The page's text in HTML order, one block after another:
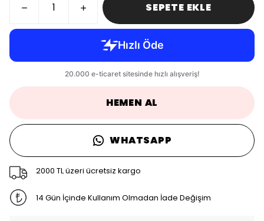
SEPETE EKLE
HEMEN AL
WHATSAPP
2000 TL üzeri ücretsiz kargo
14 Gün İçinde Kullanım Olmadan İade Değişim